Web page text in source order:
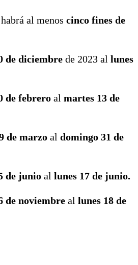
habrá al menos cinco fines de
de diciembre de 2023 al lunes
de febrero al martes 13 de
de marzo al domingo 31 de
de junio al lunes 17 de junio.
de noviembre al lunes 18 de